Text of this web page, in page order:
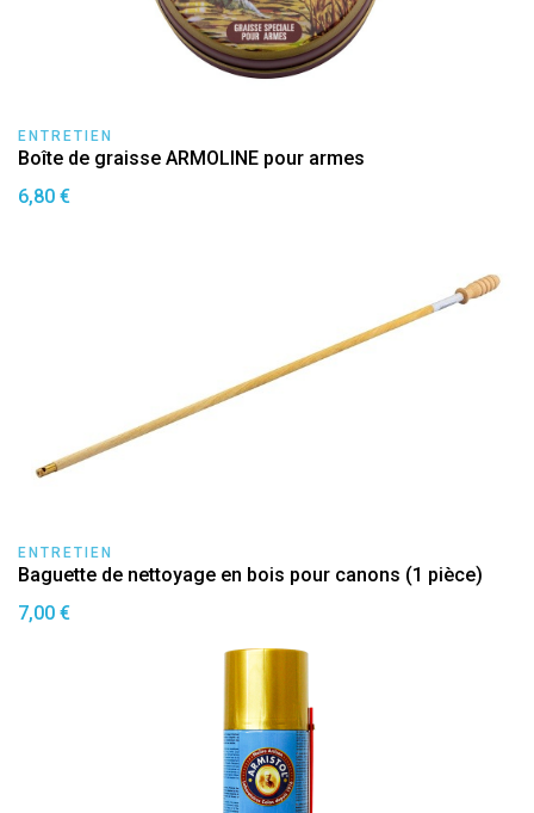
ENTRETIEN
Boîte de graisse ARMOLINE pour armes
6,80 €
ENTRETIEN
Baguette de nettoyage en bois pour canons (1 pièce)
7,00 €